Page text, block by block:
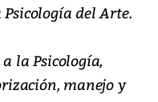
del Arte.
a la Psicología,
manejo y